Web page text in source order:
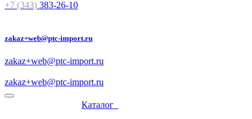
+7 (343) 383-26-10
zakaz+web@ptc-import.ru
zakaz+web@ptc-import.ru
zakaz+web@ptc-import.ru
Каталог